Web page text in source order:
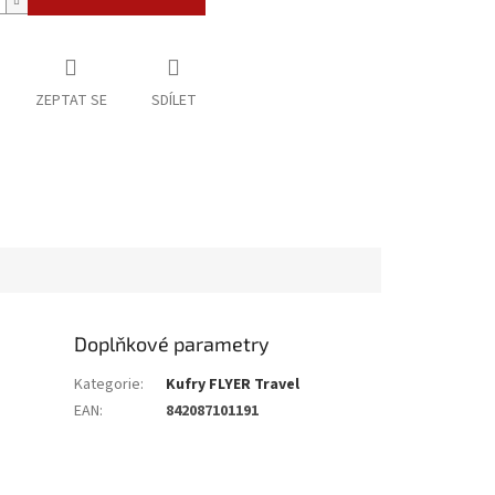
ZEPTAT SE SDÍLET
Doplňkové parametry
Kategorie:
Kufry FLYER Travel
EAN: 842087101191